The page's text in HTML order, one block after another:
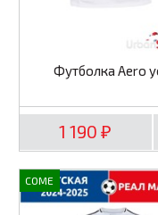
Футболка Aero
1 190₽
COME